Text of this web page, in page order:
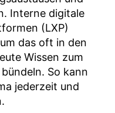
Interne digitale
(LXP)
das oft in den
Wissen zum
So kann
jederzeit und